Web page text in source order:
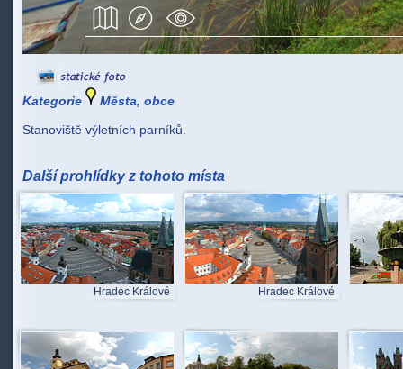
Kategorie
Města, obce
Stanoviště výletních parníků.
Další prohlídky z tohoto místa
Hradec Králové Hradec Králové